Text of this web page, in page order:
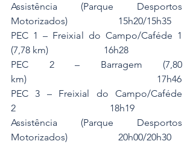
Assistência (Parque Desportos
Motorizados)                     15h20/15h35
PEC 1 – Freixial do Campo/Caféde 1
(7,78 km)                       16h28
PEC 2 – Barragem (7,80
km)                                                      17h46
PEC 3 – Freixial do Campo/Caféde
2                                       18h19
Assistência (Parque Desportos
Motorizados)                     20h00/20h30